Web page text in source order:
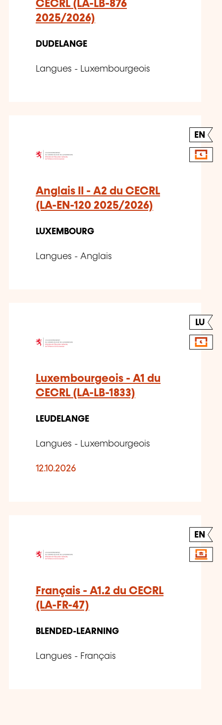
CECRL (LA-LB-876
2025/2026)
DUDELANGE
Langues - Luxembourgeois
EN
Anglais II - A2 du CECRL
(LA-EN-120 2025/2026)
LUXEMBOURG
Langues - Anglais
LU
Luxembourgeois - A1 du
CECRL (LA-LB-1833)
LEUDELANGE
Langues - Luxembourgeois
12.10.2026
EN
Français - A1.2 du CECRL
(LA-FR-47)
BLENDED-LEARNING
Langues - Français